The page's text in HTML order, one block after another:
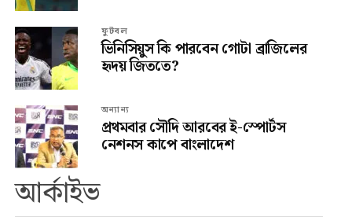
ফুটবল
ভিনিসিয়ুস কি পারবেন গোটা ব্রাজিলের
হৃদয় জিততে?
অন্যান্য
প্রথমবার সৌদি আরবের ই-স্পোর্টস
নেশনস কাপে বাংলাদেশ
আর্কাইভ